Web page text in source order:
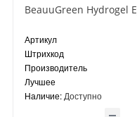
Артикул
Штрихкод
Производитель
Лучшее
Наличие: Доступно